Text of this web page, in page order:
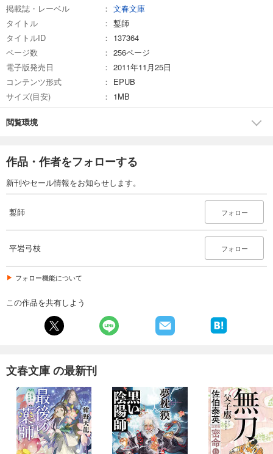
掲載誌・レーベル
文春文庫
タイトル
鏨師
タイトルID
137364
ページ数
256ページ
電子版発売日
2011年11月25日
コンテンツ形式
EPUB
サイズ(目安)
1MB
閲覧環境
作品・作者をフォローする
新刊やセール情報をお知らせします。
鏨師 フォロー
平岩弓枝 フォロー
フォロー機能について
この作品を共有しよう
文春文庫 の最新刊